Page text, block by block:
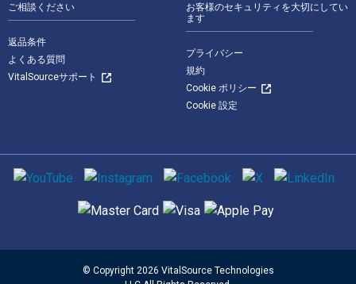
ご相談ください
返品条件
よくある質問
VitalSourceサポート
お客様のセキュリティを大切にしてい
ます
プライバシー
規約
Cookie ポリシー
Cookie 設定
ソーシャルメディア
サポートされている支払い方法
© Copyright 2026 VitalSource Technologies